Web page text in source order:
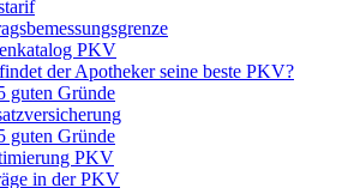
PKV
der Apotheker seine beste PKV?
guten Gründe
guten Gründe
PKV
in der PKV